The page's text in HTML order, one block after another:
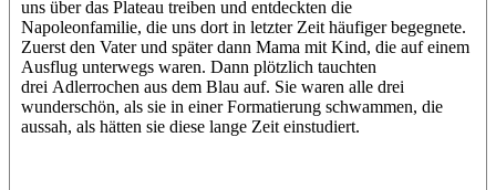
uns über das Plateau treiben und entdeckten die
Napoleonfamilie, die uns dort in letzter Zeit häufiger begegnete.
Zuerst den Vater und später dann Mama mit Kind, die auf einem
Ausflug unterwegs waren. Dann plötzlich tauchten
drei Adlerrochen aus dem Blau auf. Sie waren alle drei
wunderschön, als sie in einer Formatierung schwammen, die
aussah, als hätten sie diese lange Zeit einstudiert.